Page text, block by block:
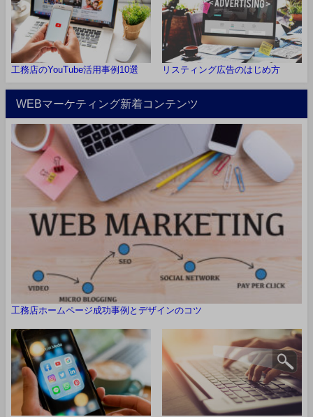
工務店のYouTube活用事例10選 リスティング広告のはじめ方
WEBマーケティング新着コンテンツ
工務店ホームページ成功事例とデザインのコツ